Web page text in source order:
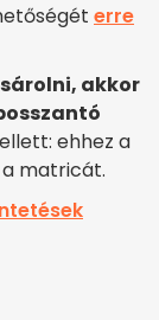
erre
akkor
ehhez a
matricát.